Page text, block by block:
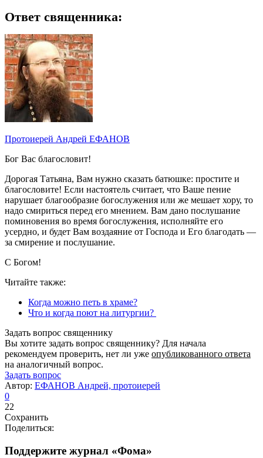
Ответ священника:
Протоиерей Андрей ЕФАНОВ
Бог Вас благословит!
Дорогая Татьяна, Вам нужно сказать батюшке: простите и
благословите! Если настоятель считает, что Ваше пение
нарушает благообразие богослужения или же мешает хору, то
надо смириться перед его мнением. Вам дано послушание
поминовения во время богослужения, исполняйте его
усердно, и будет Вам воздаяние от Господа и Его благодать —
за смирение и послушание.
С Богом!
Читайте также:
Когда можно петь в храме?
Что и когда поют на литургии?
Задать вопрос священнику
Вы хотите задать вопрос священнику? Для начала
рекомендуем проверить, нет ли уже опубликованного ответа
на аналогичный вопрос.
Задать вопрос
Автор: ЕФАНОВ Андрей, протоиерей
0
22
Сохранить
Поделиться:
Поддержите журнал «Фома»